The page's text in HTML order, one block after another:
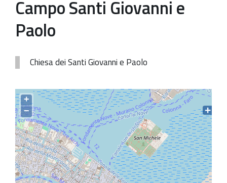
Patrimonio Storico-Artistico
Ufficio Tutela
Galleria
Contatti
Campo Santi Giovanni e
Paolo
Chiesa dei Santi Giovanni e Paolo
+
−